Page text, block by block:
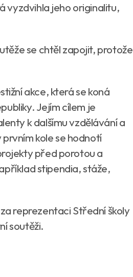
vyzdvihla jeho originalitu,
se chtěl zapojit, protože
akce, která se koná
Jejím cílem je
k dalšímu vzdělávání a
kole se hodnotí
před porotou a
stipendia, stáže,
reprezentaci Střední školy
soutěži.